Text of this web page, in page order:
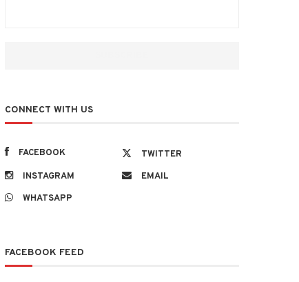
CONNECT WITH US
FACEBOOK
TWITTER
INSTAGRAM
EMAIL
WHATSAPP
FACEBOOK FEED